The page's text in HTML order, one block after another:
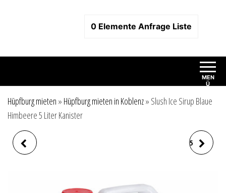
0 Elemente Anfrage Liste
MEN
Ü
Hüpfburg mieten » Hüpfburg mieten in Koblenz» Slush Ice Sirup Blaue
Himbeere 5 Liter Kanister
SLUSH ICE SIRUP KIRSCHE 5